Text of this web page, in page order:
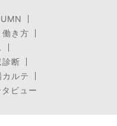
働き方
診断
カルテ
ビュー